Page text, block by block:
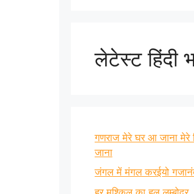
लेटेस्ट हिंदी
गणराज मेरे घर आ जाना मेरे
जाना
जंगल में मंगल करईयो